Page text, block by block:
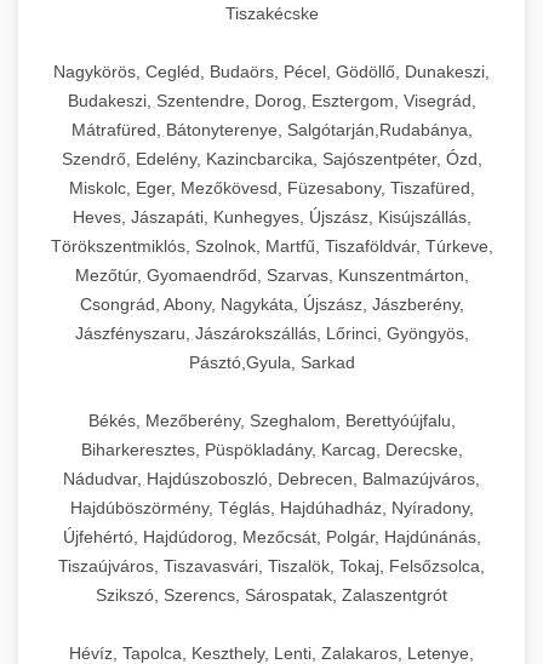
Tiszakécske
Nagykörös, Cegléd, Budaörs, Pécel, Gödöllő, Dunakeszi,
Budakeszi, Szentendre, Dorog, Esztergom, Visegrád,
Mátrafüred, Bátonyterenye, Salgótarján,Rudabánya,
Szendrő, Edelény, Kazincbarcika, Sajószentpéter, Ózd,
Miskolc, Eger, Mezőkövesd, Füzesabony, Tiszafüred,
Heves, Jászapáti, Kunhegyes, Újszász, Kisújszállás,
Törökszentmiklós, Szolnok, Martfű, Tiszaföldvár, Túrkeve,
Mezőtúr, Gyomaendrőd, Szarvas, Kunszentmárton,
Csongrád, Abony, Nagykáta, Újszász, Jászberény,
Jászfényszaru, Jászárokszállás, Lőrinci, Gyöngyös,
Pásztó,Gyula, Sarkad
Békés, Mezőberény, Szeghalom, Berettyóújfalu,
Biharkeresztes, Püspökladány, Karcag, Derecske,
Nádudvar, Hajdúszoboszló, Debrecen, Balmazújváros,
Hajdúböszörmény, Téglás, Hajdúhadház, Nyíradony,
Újfehértó, Hajdúdorog, Mezőcsát, Polgár, Hajdúnánás,
Tiszaújváros, Tiszavasvári, Tiszalök, Tokaj, Felsőzsolca,
Szikszó, Szerencs, Sárospatak, Zalaszentgrót
Hévíz, Tapolca, Keszthely, Lenti, Zalakaros, Letenye,